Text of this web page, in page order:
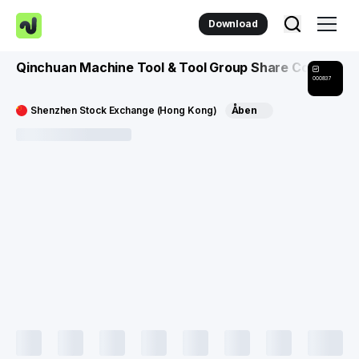
Download
Qinchuan Machine Tool & Tool Group Share Co
000837
Shenzhen Stock Exchange (Hong Kong) Åben